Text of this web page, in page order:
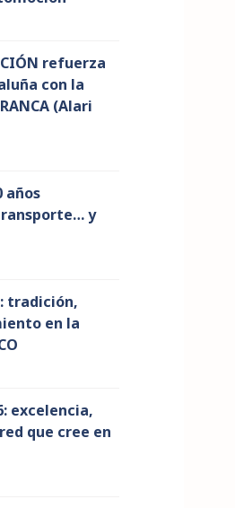
refuerza
con la
(Alari
años
y
tradición,
en la
excelencia,
que cree en